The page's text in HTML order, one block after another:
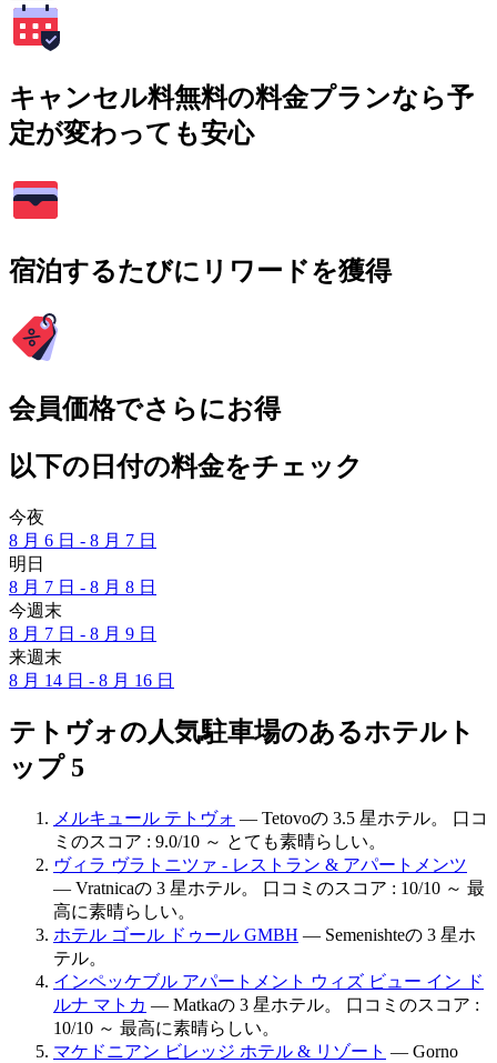
キャンセル料無料の料金プランなら予
定が変わっても安心
宿泊するたびにリワードを獲得
会員価格でさらにお得
以下の日付の料金をチェック
今夜
8 月 6 日 - 8 月 7 日
明日
8 月 7 日 - 8 月 8 日
今週末
8 月 7 日 - 8 月 9 日
来週末
8 月 14 日 - 8 月 16 日
テトヴォの人気駐車場のあるホテルト
ップ 5
メルキュール テトヴォ — Tetovoの 3.5 星ホテル。 口コ
ミのスコア : 9.0/10 ～ とても素晴らしい。
ヴィラ ヴラトニツァ - レストラン & アパートメンツ
— Vratnicaの 3 星ホテル。 口コミのスコア : 10/10 ～ 最
高に素晴らしい。
ホテル ゴール ドゥール GMBH — Semenishteの 3 星ホ
テル。
インペッケブル アパートメント ウィズ ビュー イン ド
ルナ マトカ — Matkaの 3 星ホテル。 口コミのスコア :
10/10 ～ 最高に素晴らしい。
マケドニアン ビレッジ ホテル & リゾート — Gorno